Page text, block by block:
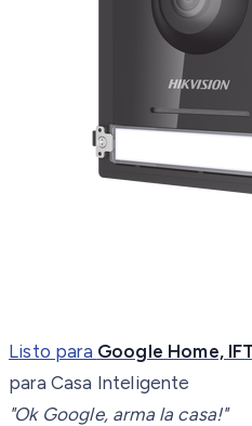
Listo para Google Home,
para Casa Inteligente
"Ok Google, arma la casa!"